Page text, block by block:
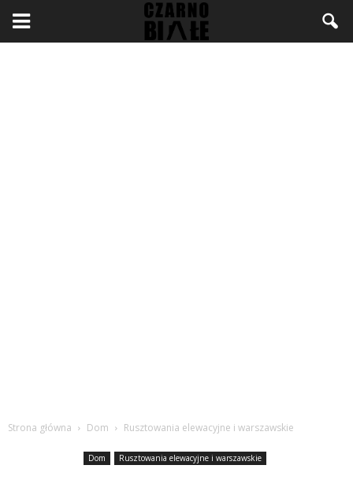
Strona główna Dom Rusztowania elewacyjne i warszawskie
Dom Rusztowania elewacyjne i warszawskie